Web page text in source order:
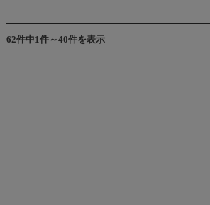
62件中1件～40件を表示